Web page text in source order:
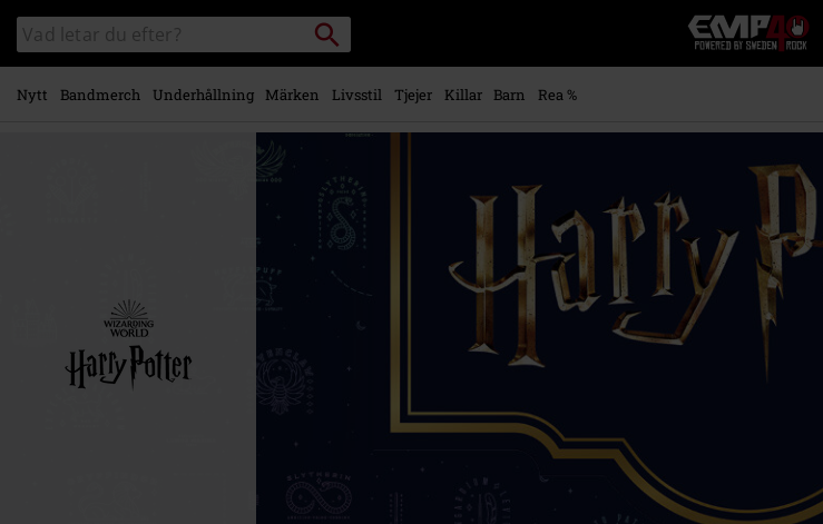
Gå till
huvudinnehåll
Sök
i
katalogen
Sök
EMP
-
Musik,
&
-
Alternativt
Mode
Nytt Bandmerch Underhållning Märken Livsstil Tjejer Killar Barn Rea %